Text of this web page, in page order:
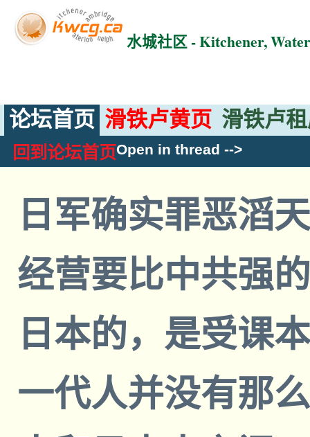
水城社区 - Kitchener,
论坛首页 滑铁卢黄页 滑铁卢
回到论坛首页Open in thread -->
日军确实罪恶滔
经营要比中共强
日本的，是受课
一代人并没有那